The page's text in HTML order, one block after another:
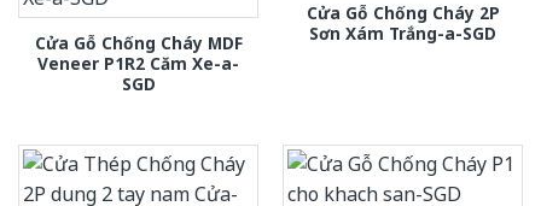
Cửa Gỗ Chống Cháy MDF
Veneer P1R2 Căm Xe-a-
SGD
Cửa Gỗ Chống Cháy 2P
Sơn Xám Trắng-a-SGD